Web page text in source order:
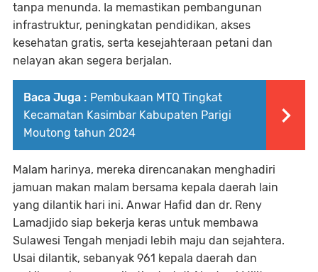
tanpa menunda. Ia memastikan pembangunan
infrastruktur, peningkatan pendidikan, akses
kesehatan gratis, serta kesejahteraan petani dan
nelayan akan segera berjalan.
Baca Juga : Pembukaan MTQ Tingkat
Kecamatan Kasimbar Kabupaten Parigi
Moutong tahun 2024
Malam harinya, mereka direncanakan menghadiri
jamuan makan malam bersama kepala daerah lain
yang dilantik hari ini. Anwar Hafid dan dr. Reny
Lamadjido siap bekerja keras untuk membawa
Sulawesi Tengah menjadi lebih maju dan sejahtera.
Usai dilantik, sebanyak 961 kepala daerah dan